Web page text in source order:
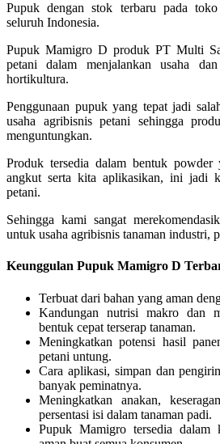
Pupuk dengan stok terbaru pada
seluruh Indonesia.
Pupuk Mamigro D produk PT Multi
petani dalam menjalankan usaha
hortikultura.
Penggunaan pupuk yang tepat jadi
usaha agribisnis petani sehingga
menguntungkan.
Produk tersedia dalam bentuk powder
angkut serta kita aplikasikan, ini jadi
petani.
Sehingga kami sangat
untuk usaha agribisnis tanaman industri,
Keunggulan Pupuk Mamigro D
Terbuat dari bahan yang aman
Kandungan nutrisi makro dan
bentuk cepat terserap tanaman.
Meningkatkan potensi hasil
petani untung.
Cara aplikasi, simpan dan
banyak peminatnya.
Meningkatkan anakan,
persentasi isi dalam tanaman padi.
Pupuk Mamigro tersedia dalam